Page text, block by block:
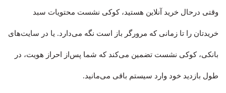
وقتی درحال خرید آنلاین هستید، کوکی نشست محتویات سبد
خریدتان را تا زمانی که مرورگر باز است نگه می‌دارد. یا در سایت‌های
بانکی، کوکی نشست تضمین می‌کند که شما پس‌از احراز هویت، در
طول بازدید خود وارد سیستم باقی می‌مانید.